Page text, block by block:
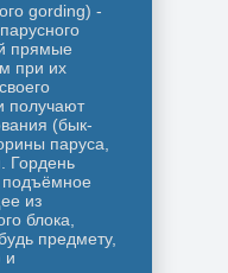
gording) -
прямые
при их
получают
(бык-
паруса,
Гордень
из
блока,
предмету,
и